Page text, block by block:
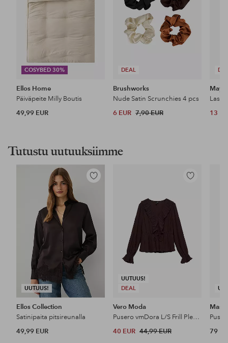
COSYBED 30%
Ellos Home
Päiväpeite Milly Boutis
49,99 EUR
DEAL
Brushworks
Nude Satin Scrunchies 4 pcs
6 EUR 7,90 EUR 13
Tutustu uutuuksiimme
UUTUUS!
Lisää
Ellos Collection
Satinipaita pitsireunalla
49,99 EUR
UUTUUS!
DEAL
Lisää
Vero Moda
Pusero vmDora L/S Frill Pleat Top
40 EUR 44,99 EUR
Masai
79